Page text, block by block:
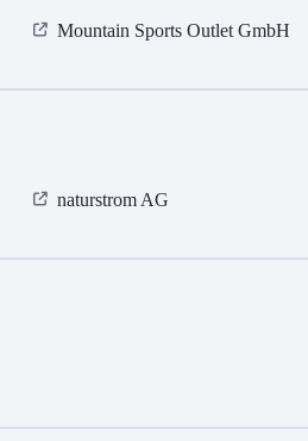
Mountain Sports Outlet GmbH
naturstrom AG